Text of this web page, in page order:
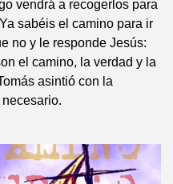
vendrá a recogerlos para
sabéis el camino para ir
no y le responde Jesús:
el camino, la verdad y la
asintió con la